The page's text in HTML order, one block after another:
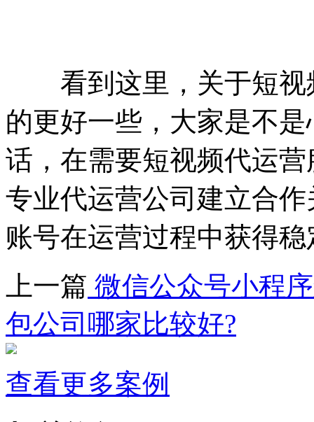
看到这里，关于短视
的更好一些，大家是不
话，在需要短视频代运
专业代运营公司建立合
账号在运营过程中获得
上一篇 微信公众号小程
包公司哪家比较好?
查看更多案例